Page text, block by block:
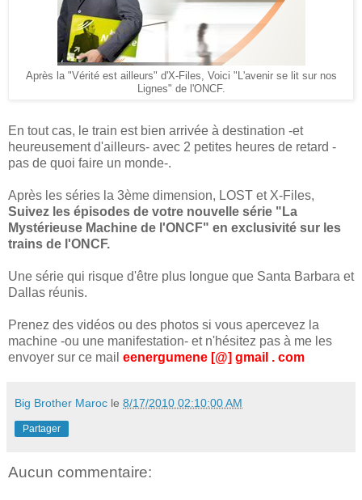
Après la "Vérité est ailleurs" d'X-Files, Voici "L'avenir se lit sur nos
Lignes" de l'ONCF.
En tout cas, le train est bien arrivée à destination -et
heureusement d'ailleurs- avec 2 petites heures de retard -
pas de quoi faire un monde-.
Après les séries la 3ème dimension, LOST et X-Files,
Suivez les épisodes de votre nouvelle série "La
Mystérieuse Machine de l'ONCF" en exclusivité sur les
trains de l'ONCF.
Une série qui risque d'être plus longue que Santa Barbara et
Dallas réunis.
Prenez des vidéos ou des photos si vous apercevez la
machine -ou une manifestation- et n'hésitez pas à me les
envoyer sur ce mail eenergumene [@] gmail . com
Big Brother Maroc le 8/17/2010 02:10:00 AM
Partager
Aucun commentaire: